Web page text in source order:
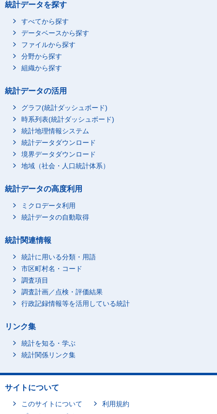
統計データを探す
すべてから探す
データベースから探す
ファイルから探す
分野から探す
組織から探す
統計データの活用
グラフ(統計ダッシュボード)
時系列表(統計ダッシュボード)
統計地理情報システム
統計データダウンロード
境界データダウンロード
地域（社会・人口統計体系）
統計データの高度利用
ミクロデータ利用
統計データの自動取得
統計関連情報
統計に用いる分類・用語
市区町村名・コード
調査項目
調査計画／点検・評価結果
行政記録情報等を活用している統計
リンク集
統計を知る・学ぶ
統計関係リンク集
サイトについて
このサイトについて
利用規約